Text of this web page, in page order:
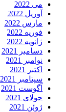
2022
2022
2022
2022
2021
2021
2021
2021
2021
2021
2021